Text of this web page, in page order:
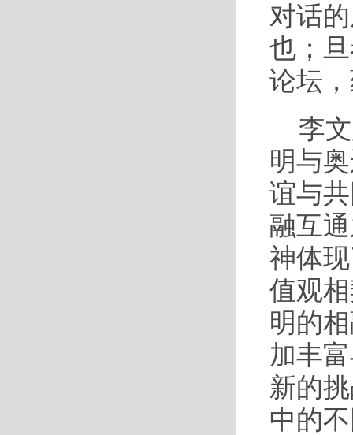
对话
也；
论坛
李
明与
谊与
融互
神体
值观
明的
加丰
新的
中的